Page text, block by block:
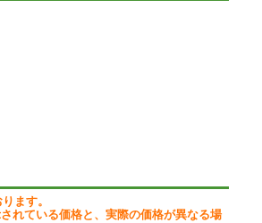
タイムリミット
うかな?
ます。
れている価格と、実際の価格が異なる場